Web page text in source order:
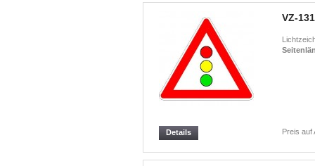
VZ-131
Preis auf
Details